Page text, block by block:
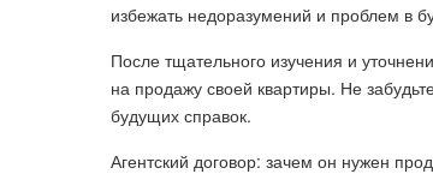
избежать недоразумений и проблем в
После тщательного изучения и
на продажу своей квартиры. Не
будущих справок.
Агентский договор: зачем он нужен